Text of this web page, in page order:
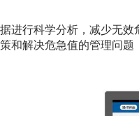
进行科学分析，减少无
和解决危急值的管理问